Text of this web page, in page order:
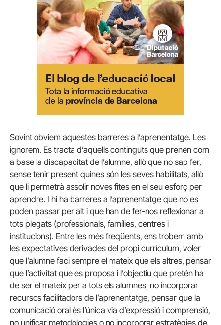
Sovint obviem aquestes barreres a l’aprenentatge. Les
ignorem. Es tracta d’aquells continguts que prenen com
a base la discapacitat de l’alumne, allò que no sap fer,
sense tenir present quines són les seves habilitats, allò
que li permetrà assolir noves fites en el seu esforç per
aprendre. I hi ha barreres a l’aprenentatge que no es
poden passar per alt i que han de fer-nos reflexionar a
tots plegats (professionals, famílies, centres i
institucions). Entre les més freqüents, ens trobem amb
les expectatives derivades del propi currículum, voler
que l’alumne faci sempre el mateix que els altres, pensar
que l’activitat que es proposa i l’objectiu que pretén ha
de ser el mateix per a tots els alumnes, no incorporar
recursos facilitadors de l’aprenentatge, pensar que la
comunicació oral és l’única via d’expressió i comprensió,
no unificar metodologies o no incorporar estratègies de